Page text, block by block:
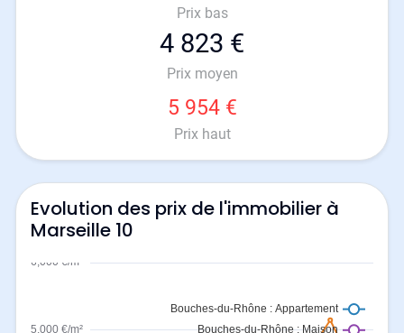
Prix bas
4 823 €
Prix moyen
5 954 €
Prix haut
Evolution des prix de l'immobilier à
Marseille 10